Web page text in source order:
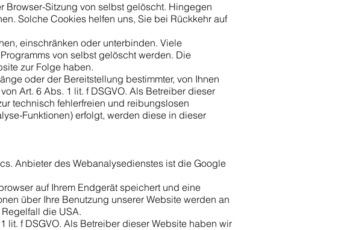
Browser-Sitzung von selbst gelöscht. Hingegen
Solche Cookies helfen uns, Sie bei Rückkehr auf
einschränken oder unterbinden. Viele
von selbst gelöscht werden. Die
zur Folge haben.
oder der Bereitstellung bestimmter, von Ihnen
Art. 6 Abs. 1 lit. f DSGVO. Als Betreiber dieser
technisch fehlerfreien und reibungslosen
Funktionen) erfolgt, werden diese in dieser
Anbieter des Webanalysedienstes ist die Google
auf Ihrem Endgerät speichert und eine
über Ihre Benutzung unserer Website werden an
die USA.
lit. f DSGVO. Als Betreiber dieser Website haben wir